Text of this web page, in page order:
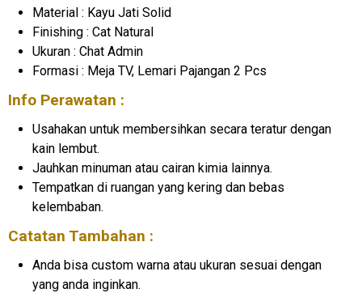
Material : Kayu Jati Solid
Finishing : Cat Natural
Ukuran : Chat Admin
Formasi : Meja TV, Lemari Pajangan 2 Pcs
Info Perawatan :
Usahakan untuk membersihkan secara teratur dengan
kain lembut.
Jauhkan minuman atau cairan kimia lainnya.
Tempatkan di ruangan yang kering dan bebas
kelembaban.
Catatan Tambahan :
Anda bisa custom warna atau ukuran sesuai dengan
yang anda inginkan.